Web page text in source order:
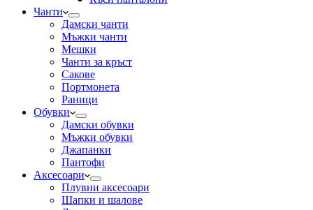
Чанти
Дамски чанти
Мъжки чанти
Мешки
Чанти за кръст
Сакове
Портмонета
Раници
Обувки
Дамски обувки
Мъжки обувки
Джапанки
Пантофи
Аксесоари
Плувни аксесоари
Шапки и шалове